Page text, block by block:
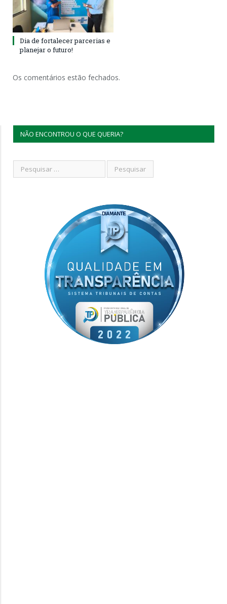
Dia de fortalecer parcerias e
planejar o futuro!
Os comentários estão fechados.
NÃO ENCONTROU O QUE QUERIA?